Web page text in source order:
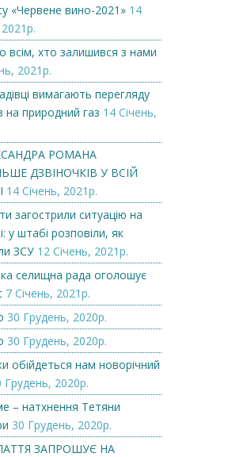
«Червене вино-2021» 14
всім, хто залишився з нами
2021р.
вимагають перегляду
на природний газ 14 Січень,
РОМАНА
ДЗВІНОЧКІВ У ВСІЙ
14 Січень, 2021р.
загострили ситуацію на
у штабі розповіли, як
ЗСУ 12 Січень, 2021р.
селищна рада оголошує
7 Січень, 2021р.
30 Грудень, 2020р.
30 Грудень, 2020р.
обійдеться нам новорічний
Грудень, 2020р.
– натхнення Тетяни
30 Грудень, 2020р.
ЗАПРОШУЄ НА